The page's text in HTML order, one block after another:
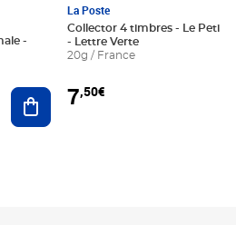
Ajouter au panier
La Poste
Collector 4 timbres - Le Petit
- Lettre Verte
20g / France
7,50€